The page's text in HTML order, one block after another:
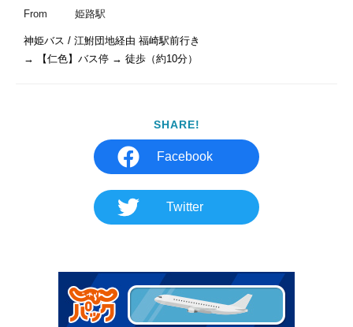
From 姫路駅
神姫バス / 江鮒団地経由 福崎駅前行き
→ 【仁色】バス停 → 徒歩（約10分）
SHARE!
Facebook
Twitter